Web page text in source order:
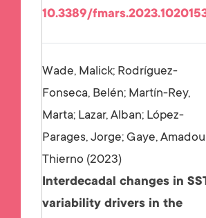
10.3389/
Wade, Malick; Rodríguez-
Fonseca, Belén; Martín-Rey,
Marta; Lazar, Alban; López-
Parages, Jorge; Gaye, Amadou
Thierno 2023
Interdecadal changes in
variability drivers in the